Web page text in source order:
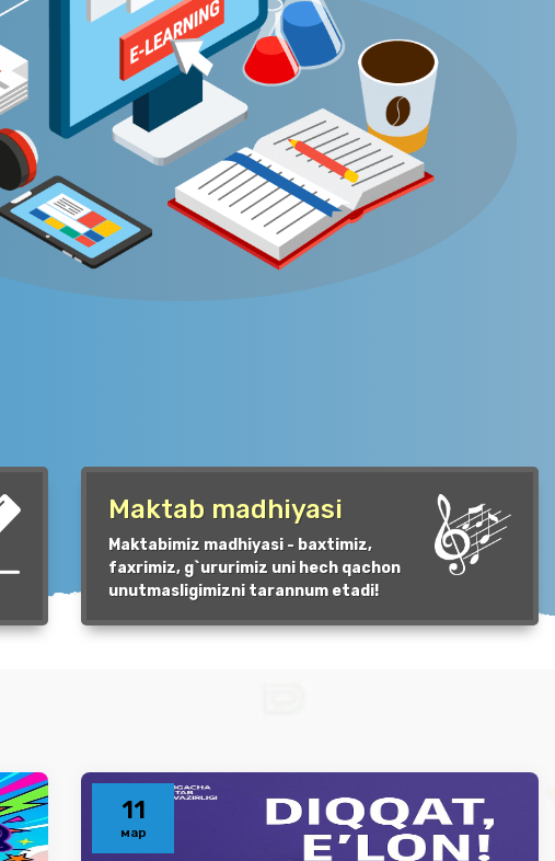
Maktab madhiyasi
Maktabimiz madhiyasi - baxtimiz,
faxrimiz, g`ururimiz uni hech qachon
unutmasligimizni tarannum etadi!
11
мар